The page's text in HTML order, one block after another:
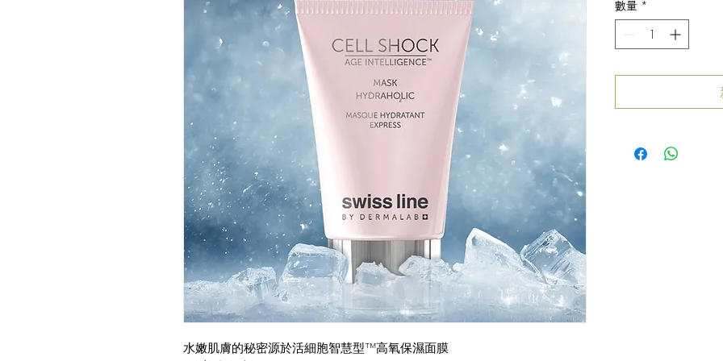
水嫩肌膚的秘密源於活細胞智慧型™高氧保濕面膜
數量 *